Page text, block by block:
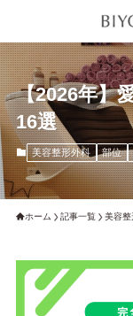
【2026年】
16選
美容整形外科 部位
ホーム 記事一覧 美容